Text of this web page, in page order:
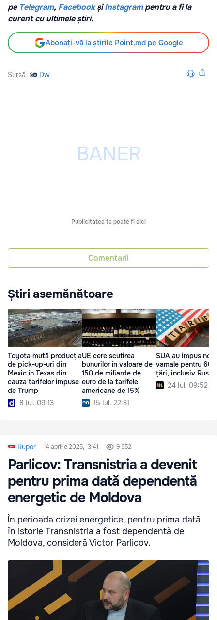
pe Telegram, Facebook șiInstagrampentru a fi la
curent cu ultimele știri.
Abonați-vă la știrile Point.md pe Google
Sursă Dw
Publicitatea ta poate fi aici
Comentarii
Știri asemănătoare
Toyota mută producția
de pick-up-uri din
Mexic în Texas din
cauza tarifelor impuse
de Trump
8 Iul. 09:13
UE cere scutirea
bunurilor în valoare de
150 de miliarde de
euro de la tarifele
americane de 15%
15 Iul. 22:31
SUA au impus noi
vamale pentru 60
țări, inclusiv Rusia
24 Iul. 09:52
Rupor 14 aprilie 2025, 13:41 9 552
Parlicov: Transnistria a devenit
pentru prima dată dependentă
energetic de Moldova
În perioada crizei energetice, pentru prima dată
în istorie Transnistria a fost dependentă de
Moldova, consideră Victor Parlicov.